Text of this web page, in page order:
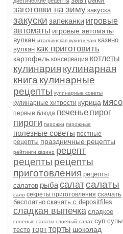
заготовки на зиму закуска
закуски запеканки игровые
автоматы игровые автоматы
вулкан итальянская кухня к чаю казино
вулкан как приготовить
картофель консервация котлеты
кулинария кулинарная
книга кулинарные
рецепты кулинарные советы
кулинарные хитрости курица мясо
первые блюда печенье пирог
пироги пирожки пирожные
полезные советы постные
рецепты праздничные рецепты
рейтинги казино рецепт
рецепты рецепты
приготовления рецепты
салатов рыбасалатсалаты
сало секреты приготовления скачать
бесплатно скачать с depositfiles
сладкая выпечка сладкое
слоеные салаты слоеный салат суп супы
тесто тортторты шоколад